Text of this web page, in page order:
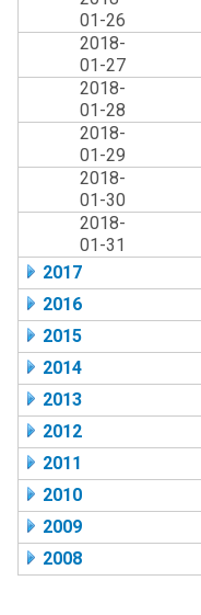
01-26
2018-
01-27
2018-
01-28
2018-
01-29
2018-
01-30
2018-
01-31
2017
2016
2015
2014
2013
2012
2011
2010
2009
2008